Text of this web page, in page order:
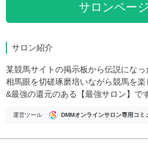
サロンペー
サロン紹介
某競馬サイトの掲示板から伝説にな
相馬眼を切磋琢磨培いながら競馬を
&最強の還元のある【最強サロン】です
運営ツール DMMオンラインサロン専用コミ